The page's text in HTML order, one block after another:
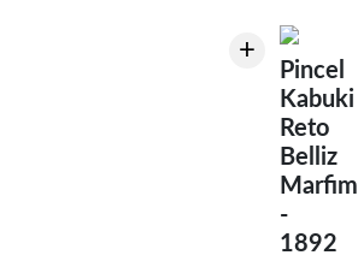
+
Pincel
Kabuki
Reto
Belliz
Marfim
-
1892